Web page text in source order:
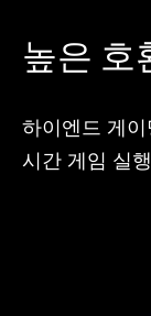
높은 호
하이엔드 게
시간 게임 실